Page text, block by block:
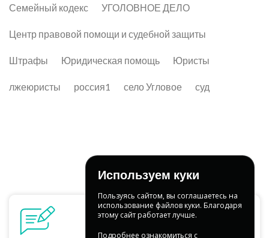
Семейный кодекс УГОЛОВНОЕ ДЕЛО
Центр правовой помощи и судебной защиты
Штрафы Юридическая помощь Юристы
лжеюристы россия1 село Угловое суд
Используем куки
Пользуясь сайтом, вы соглашаетесь на
использование файлов куки. Благодаря
этому сайт работает лучше.
Подробнее ознакомиться с